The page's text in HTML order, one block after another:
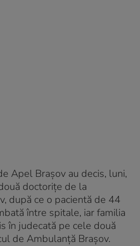
Apel Braşov au decis, luni,
doctoriţe de la
după ce o pacientă de 44
între spitale, iar familia
în judecată pe cele două
de Ambulanţă Braşov.